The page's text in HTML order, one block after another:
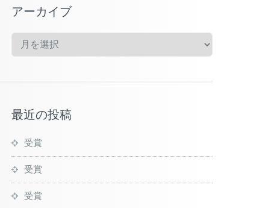
アーカイブ
ー
最近の投稿
受賞
受賞
受賞